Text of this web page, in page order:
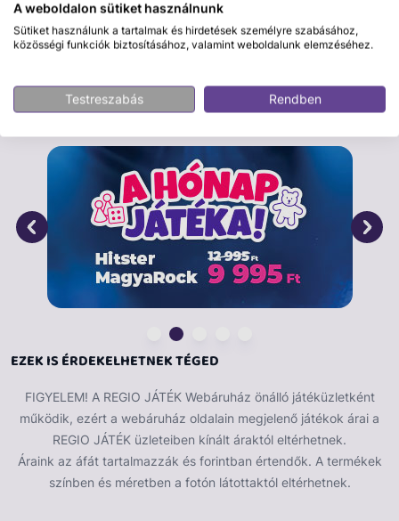
Leírás Cikkszám:04480
EZEK IS ÉRDEKELHETNEK TÉGED
FIGYELEM! A REGIO JÁTÉK Webáruház önálló játéküzletként
működik, ezért a webáruház oldalain megjelenő játékok árai a
REGIO JÁTÉK üzleteiben kínált áraktól eltérhetnek.
Áraink az áfát tartalmazzák és forintban értendők. A termékek
színben és méretben a fotón látottaktól eltérhetnek.
A weboldalon sütiket használnunk
Sütiket használunk a tartalmak és hirdetések személyre szabásához,
közösségi funkciók biztosításához, valamint weboldalunk elemzéséhez.
Testreszabás Rendben